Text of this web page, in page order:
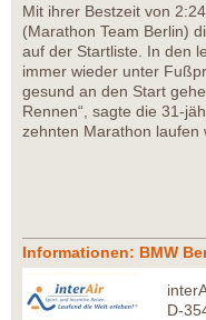
Mit ihrer Bestzeit von
(Marathon Team Berlin)
auf der Startliste. In den
immer wieder unter
gesund an den Start
Rennen“, sagte die 31-
zehnten Marathon laufen
Informationen: BMW
D-